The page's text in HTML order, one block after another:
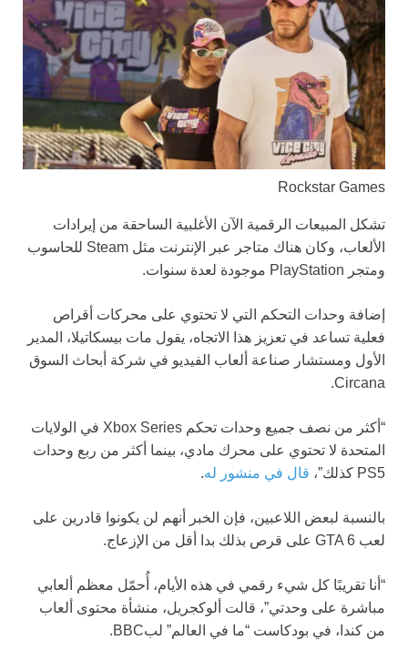
Rockstar Games
تشكل المبيعات الرقمية الآن الأغلبية الساحقة من إيرادات
الألعاب، وكان هناك متاجر عبر الإنترنت مثل Steam للحاسوب
ومتجر PlayStation موجودة لعدة سنوات.
إضافة وحدات التحكم التي لا تحتوي على محركات أقراص
فعلية تساعد في تعزيز هذا الاتجاه، يقول مات بيسكاتيلا، المدير
الأول ومستشار صناعة ألعاب الفيديو في شركة أبحاث السوق
Circana.
“أكثر من نصف جميع وحدات تحكم Xbox Series في الولايات
المتحدة لا تحتوي على محرك مادي، بينما أكثر من ربع وحدات
PS5 كذلك”،
قال في منشور له.
بالنسبة لبعض اللاعبين، فإن الخبر أنهم لن يكونوا قادرين على
لعب GTA 6 على قرص بذلك بدا أقل من الإزعاج.
“أنا تقريبًا كل شيء رقمي في هذه الأيام، أُحمّل معظم ألعابي
مباشرة على وحدتي”، قالت ألوكجريل، منشأة محتوى ألعاب
من كندا، في بودكاست “ما في العالم” لبBBC.